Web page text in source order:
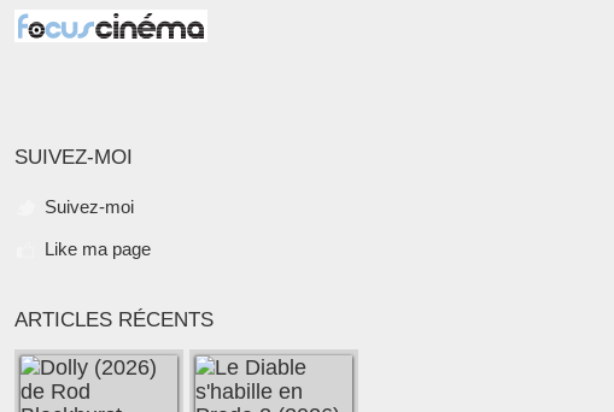
SUIVEZ-MOI
Suivez-moi
Like ma page
ARTICLES RÉCENTS